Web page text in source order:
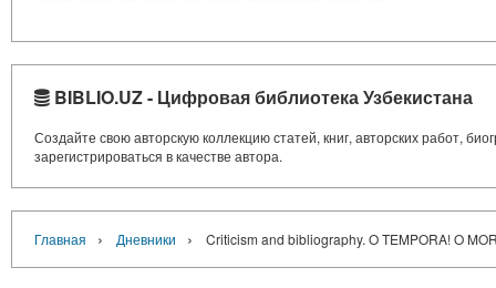
BIBLIO.UZ - Цифровая библиотека Узбекистана
Создайте свою авторскую коллекцию статей, книг, авторских работ,
зарегистрироваться в качестве автора.
Главная › Дневники › Criticism and bibliography. O TEMPORA! O